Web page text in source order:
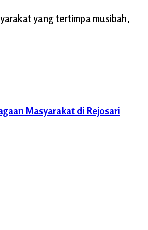
yang tertimpa musibah,
Masyarakat di Rejosari